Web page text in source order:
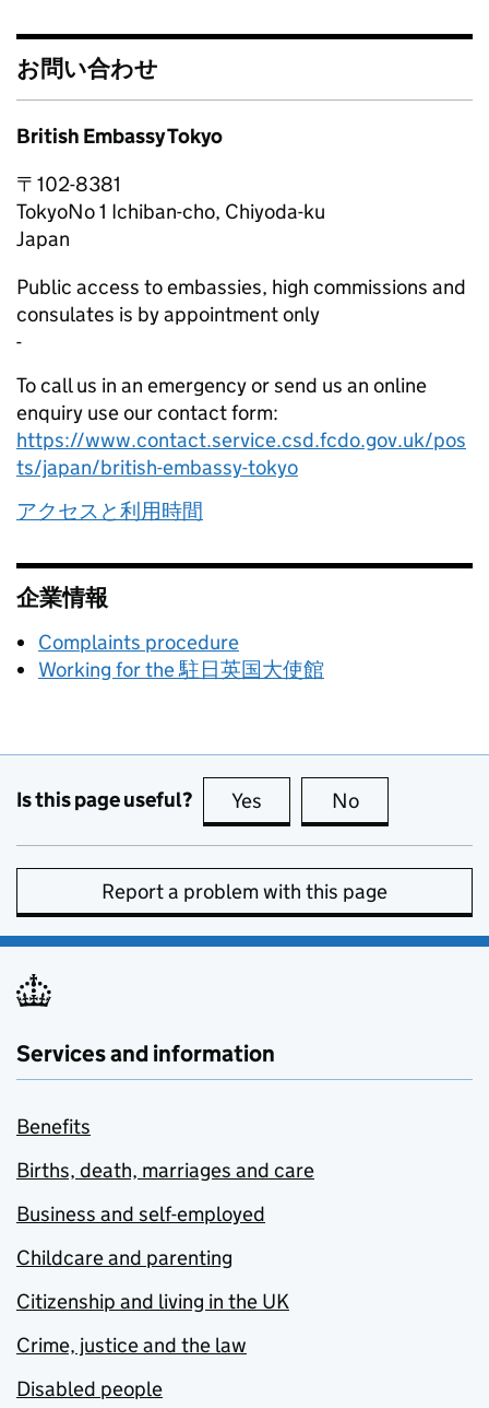
お問い合わせ
British Embassy Tokyo
〒 102-8381
TokyoNo 1 Ichiban-cho, Chiyoda-ku
Japan
Public access to embassies, high commissions and
consulates is by appointment only
-
To call us in an emergency or send us an online
enquiry use our contact form:
https://www.contact.service.csd.fcdo.gov.uk/pos
ts/japan/british-embassy-tokyo
アクセスと利用時間
企業情報
Complaints procedure
Working for the 駐日英国大使館
Is this page useful? Yes this page is useful
No
Report a problem with this page
Services and information
Benefits
Births, death, marriages and care
Business and self-employed
Childcare and parenting
Citizenship and living in the UK
Crime, justice and the law
Disabled people